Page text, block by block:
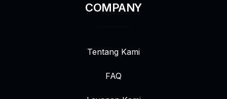
COMPANY
Tentang Kami
FAQ